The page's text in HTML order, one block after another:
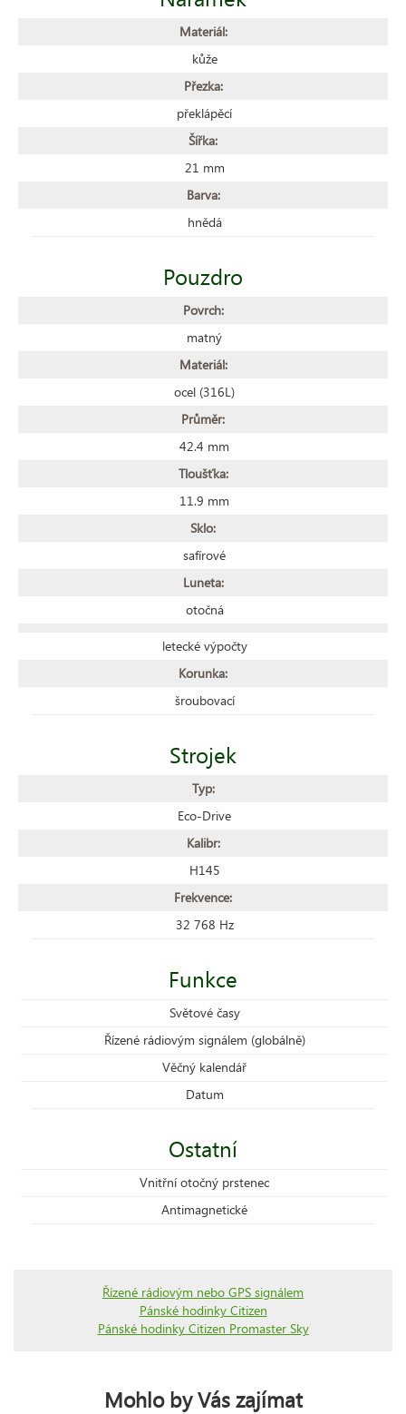
Materiál:
kůže
Přezka:
překlápěcí
Šířka:
21 mm
Barva:
hnědá
Pouzdro
Povrch:
matný
Materiál:
ocel (316L)
Průměr:
42.4 mm
Tloušťka:
11.9 mm
Sklo:
safírové
Luneta:
otočná
letecké výpočty
Korunka:
šroubovací
Strojek
Typ:
Eco-Drive
Kalibr:
H145
Frekvence:
32 768 Hz
Funkce
Světové časy
Řízené rádiovým signálem (globálně)
Věčný kalendář
Datum
Ostatní
Vnitřní otočný prstenec
Antimagnetické
Řízené rádiovým nebo GPS signálem
Pánské hodinky Citizen
Pánské hodinky Citizen Promaster Sky
Mohlo by Vás zajímat